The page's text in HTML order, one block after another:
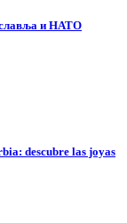
и НАТО
descubre las joyas